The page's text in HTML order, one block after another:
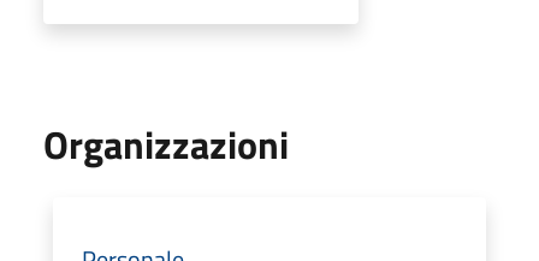
Organizzazioni